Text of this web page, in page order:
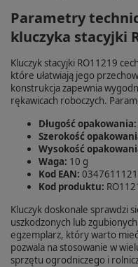
Parametry
kluczyka stacyjki
Kluczyk stacyjki RO11219
które ułatwiają jego
konstrukcja zapewnia
rękawicach roboczych.
Długość opakowania:
Szerokość
Wysokość
Waga: 10 g
Kod EAN:
Kod produktu:
Kluczyk doskonale sprawdzi
uszkodzonych lub
egzemplarz, który warto
pozwala na stosowanie w
sprzętu ogrodniczego i